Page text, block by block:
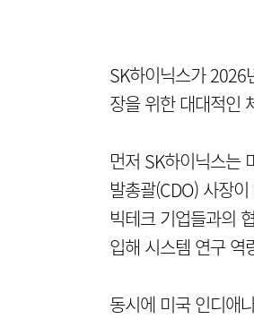
SK하이닉스가 2026
장을 위한 대대적인
먼저 SK하이닉스는
발총괄(CDO) 사장
빅테크 기업들과의
입해 시스템 연구 역
동시에 미국 인디애